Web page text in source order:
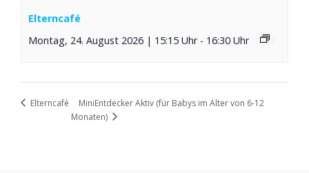
Elterncafé
Montag, 24. August 2026 | 15:15 Uhr - 16:30 Uhr
Elterncafé
MiniEntdecker Aktiv (für Babys im Alter von 6-12
Monaten)